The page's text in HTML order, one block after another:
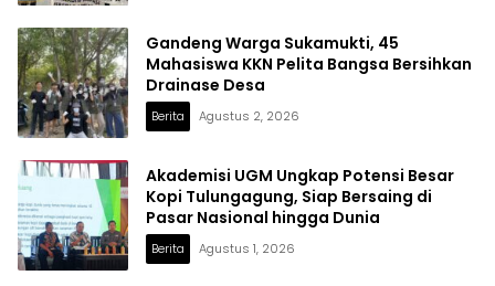
Gandeng Warga Sukamukti, 45
Mahasiswa KKN Pelita Bangsa Bersihkan
Drainase Desa
Berita Agustus 2, 2026
Akademisi UGM Ungkap Potensi Besar
Kopi Tulungagung, Siap Bersaing di
Pasar Nasional hingga Dunia
Berita Agustus 1, 2026